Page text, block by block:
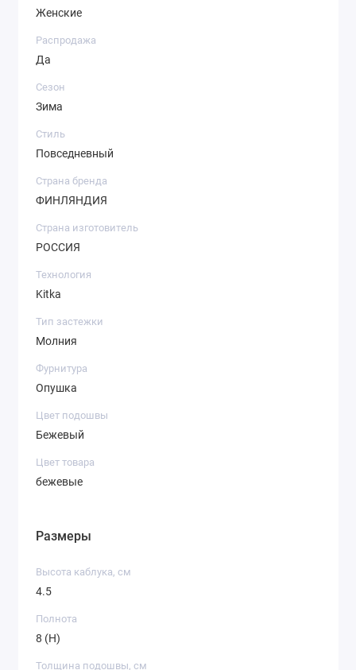
Женские
Распродажа
Да
Сезон
Зима
Стиль
Повседневный
Страна бренда
ФИНЛЯНДИЯ
Страна изготовитель
РОССИЯ
Технология
Kitka
Тип застежки
Молния
Фурнитура
Опушка
Цвет подошвы
Бежевый
Цвет товара
бежевые
Размеры
Высота каблука, см
4.5
Полнота
8 (H)
Толщина подошвы, см